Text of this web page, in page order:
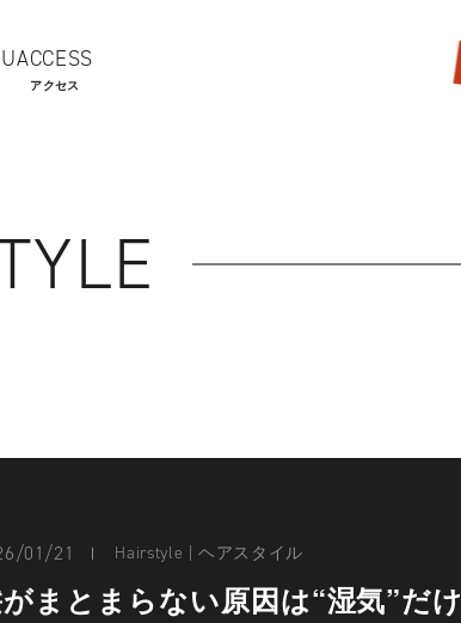
ACCESS
アクセス
01/21 Hairstyle | ヘアスタイル
まとまらない原因は“湿気”だ